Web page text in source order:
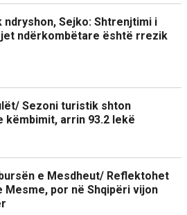
Sejko: Shtrenjtimi i
ndërkombëtare është rrezik
Sezoni turistik shton
këmbimit, arrin 93.2 lekë
e Mesdheut/ Reflektohet
Mesme, por në Shqipëri vijon